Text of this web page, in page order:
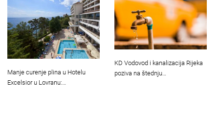
Manje curenje plina u Hotelu
Excelsior u Lovranu:…
KD Vodovod i kanalizacija Rijeka
poziva na štednju…